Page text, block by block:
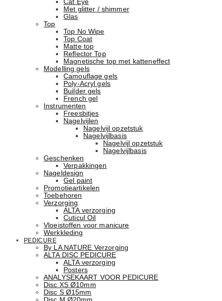
Cat Eye
Met glitter / shimmer
Glas
Top
Top No Wipe
Top Coat
Matte top
Reflector Top
Magnetische top met katteneffect
Modelling gels
Camouflage gels
Poly-Acryl gels
Builder gels
French gel
Instrumenten
Freesbitjes
Nagelvijlen
Nagelvijl opzetstuk
Nagelvijlbasis
Nagelvijl opzetstuk
Nagelvijlbasis
Geschenken
Verpakkingen
Nageldesign
Gel paint
Promotieartikelen
Toebehoren
Verzorging
ALTA verzorging
Cuticul Oil
Vloeistoffen voor manicure
Werkkleding
PEDICURE
By LA NATURE Verzorging
ALTA DISC PEDICURE
ALTA verzorging
Posters
ANALYSEKAART VOOR PEDICURE
Disc XS Ø10mm
Disc S Ø15mm